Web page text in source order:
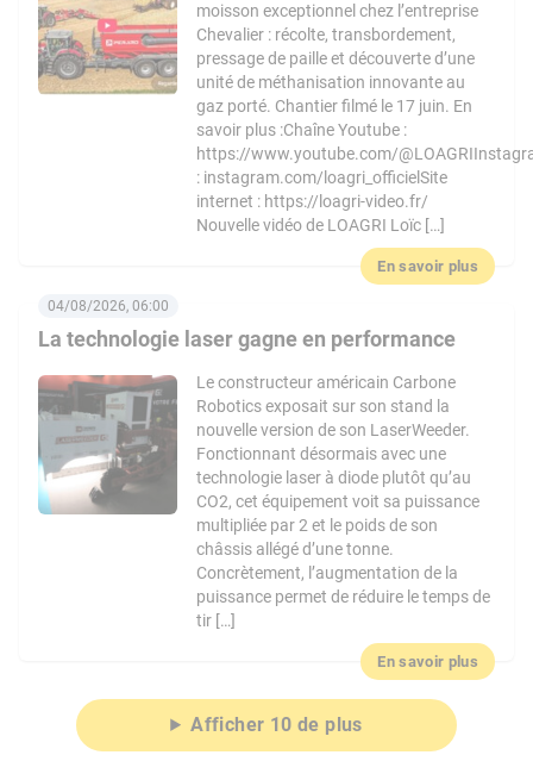
moisson exceptionnel chez l’entreprise
Chevalier : récolte, transbordement,
pressage de paille et découverte d’une
unité de méthanisation innovante au
gaz porté. Chantier filmé le 17 juin. En
savoir plus :Chaîne Youtube :
https://www.youtube.com/
: instagram.com/loagri_officielSite
internet : https://loagri-video.fr/
Nouvelle vidéo de LOAGRI Loïc […]
En savoir plus
La technologie laser gagne en performance
04/08/2026, 06:00
Le constructeur américain Carbone
Robotics exposait sur son stand la
nouvelle version de son LaserWeeder.
Fonctionnant désormais avec une
technologie laser à diode plutôt qu’au
CO2, cet équipement voit sa puissance
multipliée par 2 et le poids de son
châssis allégé d’une tonne.
Concrètement, l’augmentation de la
puissance permet de réduire le temps de
tir […]
En savoir plus
Afficher 10 de plus